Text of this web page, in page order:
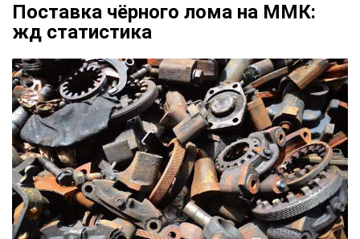
Поставка чёрного лома на ММК:
жд статистика